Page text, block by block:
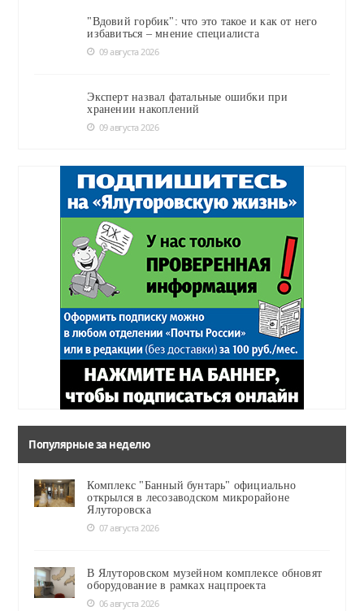
"Вдовий горбик": что это такое и как от него
избавиться – мнение специалиста
09 августа 2026
Эксперт назвал фатальные ошибки при
хранении накоплений
09 августа 2026
Популярные за неделю
Комплекс "Банный бунтарь" официально
открылся в лесозаводском микрорайоне
Ялуторовска
07 августа 2026
В Ялуторовском музейном комплексе обновят
оборудование в рамках нацпроекта
06 августа 2026